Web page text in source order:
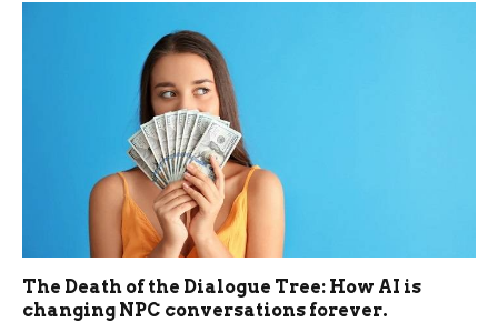
The Death of the Dialogue Tree: How AI is
changing NPC conversations forever.